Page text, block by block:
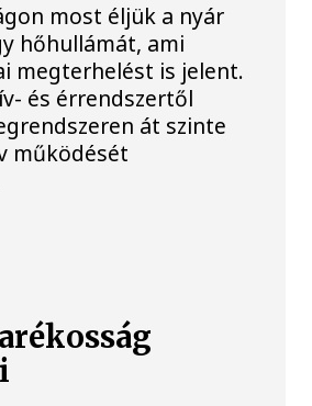
most éljük a nyár
hőhullámát, ami
megterhelést is jelent.
és érrendszertől
át szinte
működését